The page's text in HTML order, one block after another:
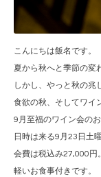
こんにちは飯名です。
夏から秋へと季節の変
しかし、やっと秋の兆
食欲の秋、そしてワイ
9月至福のワイン会のお
日時は来る9月23日土
会費は税込み27,000円。
軽いお食事付きです。